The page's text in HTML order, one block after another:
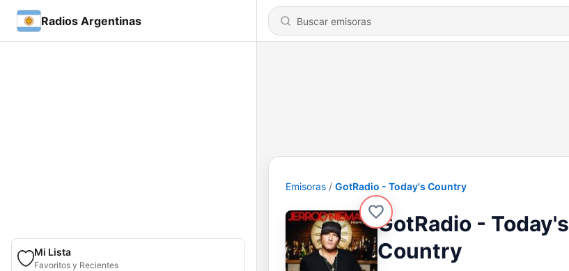
Radios Argentinas
Mi Lista
Favoritos y Recientes
Emisoras GotRadio - Today's Country
GotRadio - Today's
Country